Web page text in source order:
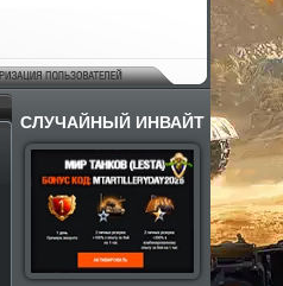
СЛУЧАЙНЫЙ ИНВАЙТ